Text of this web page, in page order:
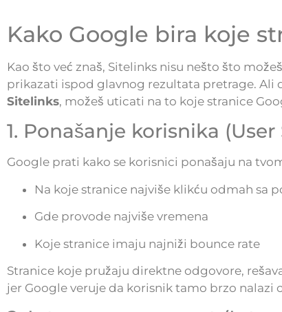
Kako Google bira koje
Kao što već znaš, Sitelinks nisu nešto što
prikazati ispod glavnog rezultata pretrage. Ali
Sitelinks, možeš uticati na to koje stranice
1. Ponašanje korisnika (User
Google prati kako se korisnici ponašaju na
Na koje stranice najviše klikću odmah sa
Gde provode najviše vremena
Koje stranice imaju najniži bounce rate
Stranice koje pružaju direktne odgovore,
jer Google veruje da korisnik tamo brzo nalazi